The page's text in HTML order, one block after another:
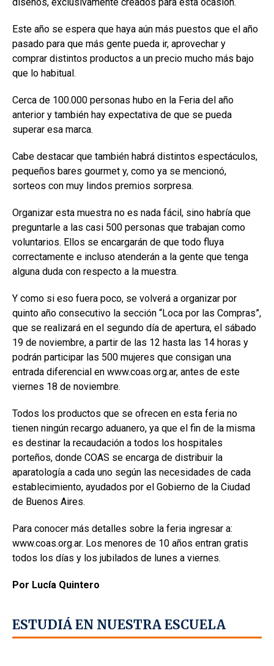
Este año se espera que haya aún más puestos que el año
pasado para que más gente pueda ir, aprovechar y
comprar distintos productos a un precio mucho más bajo
que lo habitual.
Cerca de 100.000 personas hubo en la Feria del año
anterior y también hay expectativa de que se pueda
superar esa marca.
Cabe destacar que también habrá distintos espectáculos,
pequeños bares gourmet y, como ya se mencionó,
sorteos con muy lindos premios sorpresa.
Organizar esta muestra no es nada fácil, sino habría que
preguntarle a las casi 500 personas que trabajan como
voluntarios. Ellos se encargarán de que todo fluya
correctamente e incluso atenderán a la gente que tenga
alguna duda con respecto a la muestra.
Y como si eso fuera poco, se volverá a organizar por
quinto año consecutivo la sección “Loca por las Compras”,
que se realizará en el segundo día de apertura, el sábado
19 de noviembre, a partir de las 12 hasta las 14 horas y
podrán participar las 500 mujeres que consigan una
entrada diferencial en www.coas.org.ar, antes de este
viernes 18 de noviembre.
Todos los productos que se ofrecen en esta feria no
tienen ningún recargo aduanero, ya que el fin de la misma
es destinar la recaudación a todos los hospitales
porteños, donde COAS se encarga de distribuir la
aparatología a cada uno según las necesidades de cada
establecimiento, ayudados por el Gobierno de la Ciudad
de Buenos Aires.
Para conocer más detalles sobre la feria ingresar a:
www.coas.org.ar. Los menores de 10 años entran gratis
todos los días y los jubilados de lunes a viernes.
Por Lucía Quintero
ESTUDIÁ EN NUESTRA ESCUELA